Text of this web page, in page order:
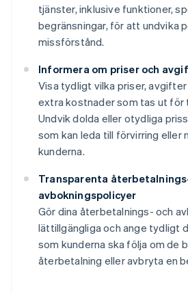
tjänster, inklusive funktioner,
begränsningar, för att undvika
missförstånd.
Informera om priser och
Visa tydligt vilka priser,
extra kostnader som tas ut för
Undvik dolda eller otydliga
som kan leda till förvirring eller
kunderna.
Transparenta
avbokningspolicyer
Gör dina återbetalnings- och
lättillgängliga och ange tydligt
som kunderna ska följa om de
återbetalning eller avbryta en